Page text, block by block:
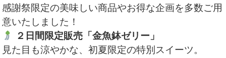
感謝祭限定の美味しい商品やお得な企画を多数ご用
意いたしました！
２日間限定販売「金魚鉢ゼリー」
見た目も涼やかな、初夏限定の特別スイーツ。